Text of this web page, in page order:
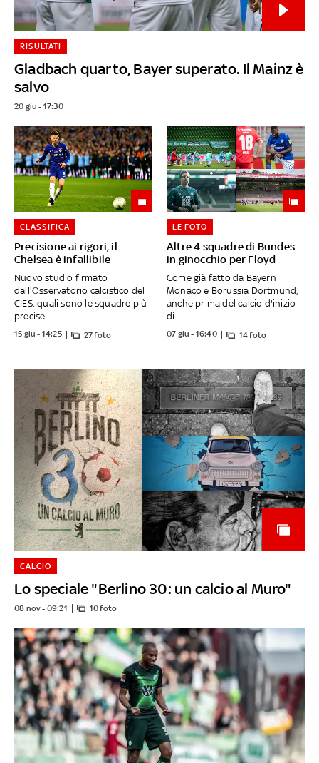
Gladbach quarto, Bayer superato. Il Mainz è
salvo
RISULTATI
20 giu - 17:30
Precisione ai rigori, il
Chelsea è infallibile
CLASSIFICA
Nuovo studio firmato
dall'Osservatorio calcistico del
CIES: quali sono le squadre più
precise...
15 giu - 14:25 27 foto
Altre 4 squadre di Bundes
in ginocchio per Floyd
LE FOTO
Come già fatto da Bayern
Monaco e Borussia Dortmund,
anche prima del calcio d'inizio
di...
07 giu - 16:40 14 foto
Lo speciale "Berlino 30: un calcio al Muro"
CALCIO
08 nov - 09:21 10 foto